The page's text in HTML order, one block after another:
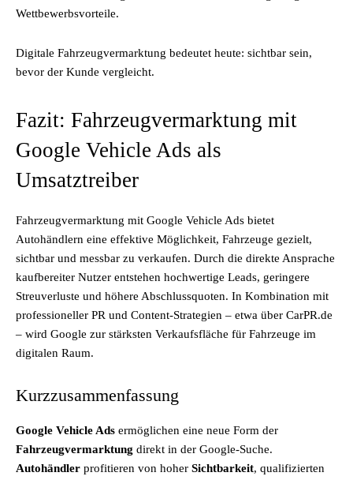
Wettbewerbsvorteile.
Digitale Fahrzeugvermarktung bedeutet heute: sichtbar sein,
bevor der Kunde vergleicht.
Fazit: Fahrzeugvermarktung mit
Google Vehicle Ads als
Umsatztreiber
Fahrzeugvermarktung mit Google Vehicle Ads bietet
Autohändlern eine effektive Möglichkeit, Fahrzeuge gezielt,
sichtbar und messbar zu verkaufen. Durch die direkte Ansprache
kaufbereiter Nutzer entstehen hochwertige Leads, geringere
Streuverluste und höhere Abschlussquoten. In Kombination mit
professioneller PR und Content-Strategien – etwa über CarPR.de
– wird Google zur stärksten Verkaufsfläche für Fahrzeuge im
digitalen Raum.
Kurzzusammenfassung
Google Vehicle Ads ermöglichen eine neue Form der
Fahrzeugvermarktung direkt in der Google-Suche.
Autohändler profitieren von hoher Sichtbarkeit, qualifizierten